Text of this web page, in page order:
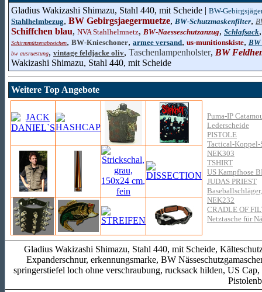
Gladius Wakizashi Shimazu, Stahl 440, mit Scheide | BW-
Stahlhelmbezug, BW Gebirgsjaegermuetze, BW-Schutzmaskenfilter,
Schiffchen blau, NVA Stahlhelmnetz, BW-Naesseschutzanzug, Schlafsack
Schirmmützenabzeichen, BW-Knieschoner, armee versand, us-munitionskiste, BW
bw ausruestung, vintage feldjacke oliv, Taschenlampenholster, BW
Wakizashi Shimazu, Stahl 440, mit Scheide
Weitere Top Angebote
Puma-IP
Lederscheide
PISTOLE
Tactical-Koppel-
NEK303
TSHIRT
US Kampfhose
JUDAS PRIEST
NEK232
CRADLE OF
Netztasche für
Gladius Wakizashi Shimazu, Stahl 440, mit Scheide,
Expanderschnur, erkennungsmarke, BW
springerstiefel loch ohne verschraubung, rucksack hilden, US